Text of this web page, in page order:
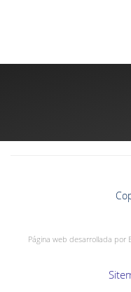
Página web desarrollada por